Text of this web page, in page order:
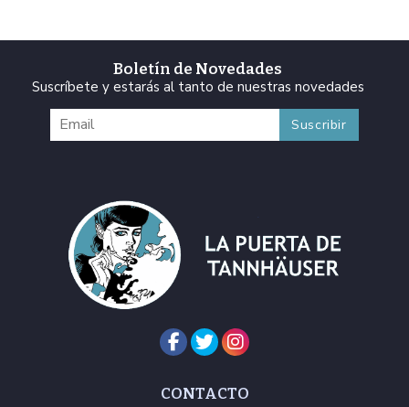
Boletín de Novedades
Suscríbete y estarás al tanto de nuestras novedades
CONTACTO